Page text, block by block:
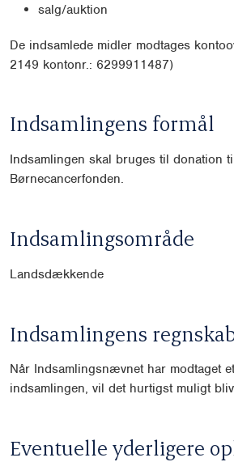
salg/auktion
De indsamlede midler modtages
2149 kontonr.: 6299911487)
Indsamlingens formål
Indsamlingen skal bruges til donation
Børnecancerfonden.
Indsamlingsområde
Landsdækkende
Indsamlingens
Når Indsamlingsnævnet har modtaget
indsamlingen, vil det hurtigst muligt
Eventuelle yderligere